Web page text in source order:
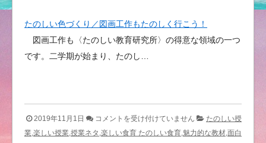
たのしい色づくり／図画工作もたのしく行こう！
図画工作も〈たのしい教育研究所〉の得意な領域の一つ
です。二学期が始まり、たのし…
2019年11月1日
た
の
コメントを受け付けていません
たのしい授
業,楽しい授業,授業ネタ,楽しい食育 たのしい食育,魅力的な教材,面白